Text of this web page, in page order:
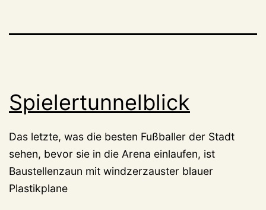
Spielertunnelblick
Das letzte, was die besten Fußballer der Stadt
sehen, bevor sie in die Arena einlaufen, ist
Baustellenzaun mit windzerzauster blauer
Plastikplane